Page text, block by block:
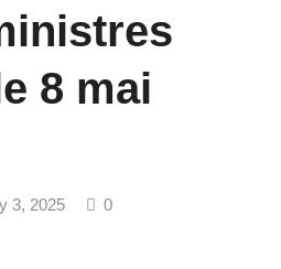
8 mai
3, 2025 0